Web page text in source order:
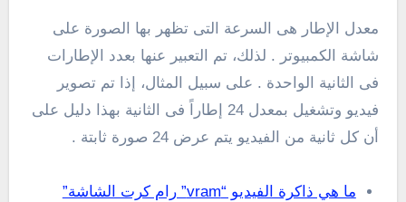
معدل الإطار هى السرعة التى تظهر بها الصورة على
شاشة الكمبيوتر . لذلك، تم التعبير عنها بعدد الإطارات
فى الثانية الواحدة . على سبيل المثال، إذا تم تصوير
فيديو وتشغيل بمعدل 24 إطاراً فى الثانية بهذا دليل على
أن كل ثانية من الفيديو يتم عرض 24 صورة ثابتة .
ما هي ذاكرة الفيديو “vram” رام كرت الشاشة”